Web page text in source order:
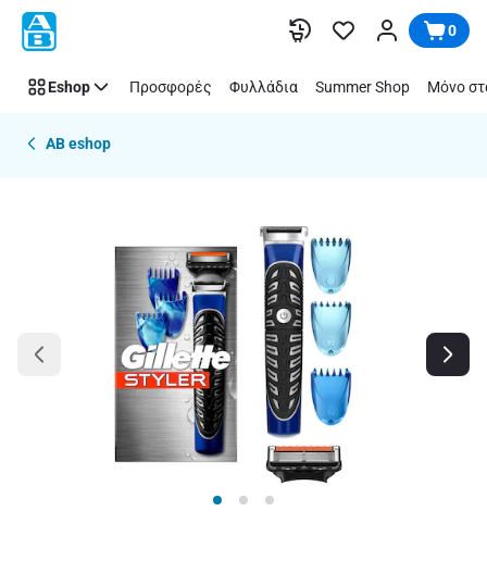
Παράλειψη 0
Eshop Προσφορές Φυλλάδια Summer Shop Μόνο
AB eshop